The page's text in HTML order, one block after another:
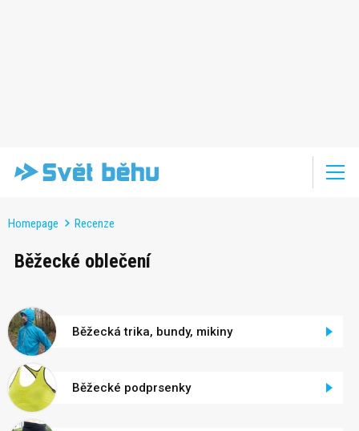
Homepage Recenze
Běžecké oblečení
Běžecká trika, bundy, mikiny
Běžecké podprsenky